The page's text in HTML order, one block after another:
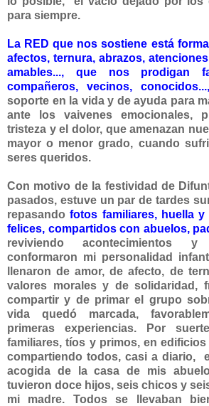
para siempre.
La RED que nos sostiene está
afectos, ternura, abrazos,
amables..., que nos prodigan
compañeros, vecinos,
soporte en la vida y de ayuda para
ante los vaivenes emocionales,
tristeza y el dolor, que amenazan
mayor o menor grado, cuando
seres queridos.
Con motivo de la festividad de
pasados, estuve un par de tardes
repasandofotos familiares,huella y
felices, compartidos con abuelos,
reviviendo acontecimientos
conformaron mi personalidad
llenaron de amor, de afecto, de
valores morales y de solidaridad,
compartir y de primar el grupo
vida quedó marcada,
primeras experiencias. Por
familiares, tíos y primos, en
compartiendo todos, casi a diario,
acogida de la casa de mis
tuvieron doce hijos, seis chicos y
mi madre. Todos se llevaban